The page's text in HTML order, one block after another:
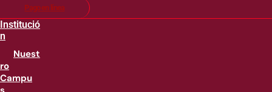
Pago en línea
Institució
n
Nuest
ro
Campu